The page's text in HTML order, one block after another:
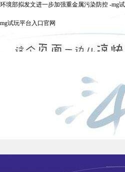
环境部拟发文进一步加强重金属污染防控 -mg
mg试玩平台入口官网